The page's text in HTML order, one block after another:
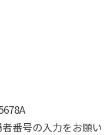
番号の入力をお願い